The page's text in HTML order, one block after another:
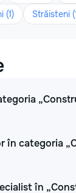
(1) Străisteni
în categoria
în